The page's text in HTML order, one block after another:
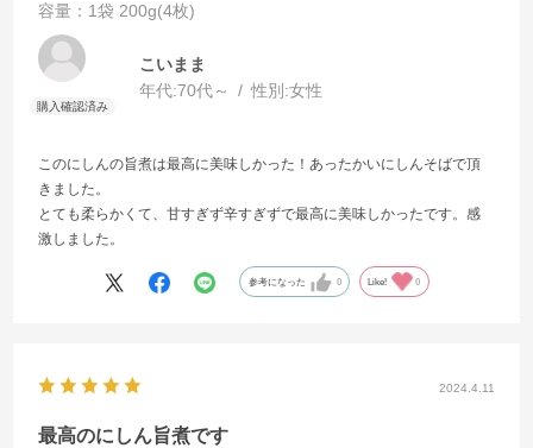
容量：1袋 200g(4枚)
こいまま
年代:70代～ 性別:女性
このにしんの旨煮は最高に美味しかった！あったかいにしんそばで頂
きました。
とても柔らかくて、甘すぎず辛すぎずで最高に美味しかったです。感
激しました。
参考になった 0 Like! 0
2024.4.11
最高のにしん旨煮です